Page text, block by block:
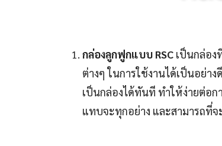
กล่องลูกฟูกแบบ RSCเป็นกล่อง
ต่างๆ ในการใช้งานได้เป็นอย่า
เป็นกล่องได้ทันที ทำให้ง่ายต่อก
แทบจะทุกอย่าง และสามารถที่จ